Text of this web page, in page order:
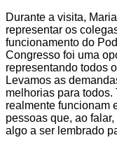
Durante a visita,
representar os
funcionamento do
Congresso foi uma
representando todos
Levamos as
melhorias para
realmente funcionam
pessoas que, ao
algo a ser lembrado